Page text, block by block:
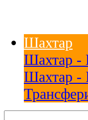
Шахтар
Шахтар -
Шахтар -